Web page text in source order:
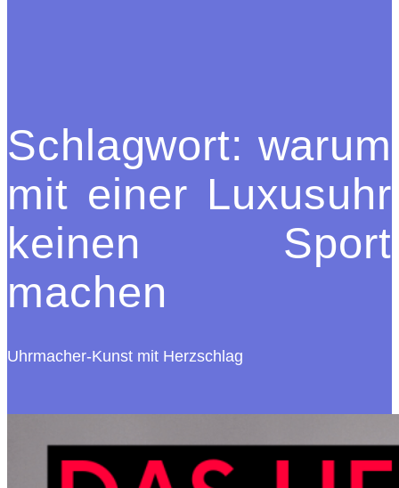
Schlagwort: warum
mit einer Luxusuhr
keinen Sport
machen
Uhrmacher-Kunst mit Herzschlag